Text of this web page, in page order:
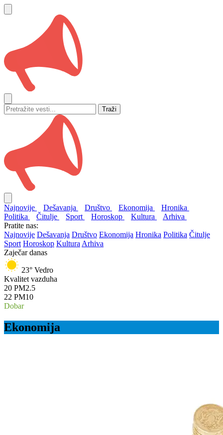
Traži
Najnovije Dešavanja Društvo Ekonomija
Hronika
Politika
Čitulje Sport Horoskop Kultura
Arhiva
Pratite nas:
Najnovije Dešavanja Društvo Ekonomija Hronika Politika Čitulje
Sport Horoskop Kultura Arhiva
Zaječar danas
23° Vedro
Kvalitet vazduha
20 PM2.5
22 PM10
Dobar
Ekonomija